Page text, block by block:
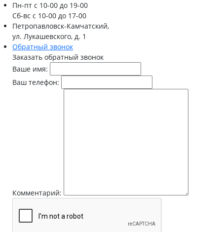
Пн-птс 10-00 до 19-00
Сб-вс с 10-00 до 17-00
Петропавловск-Камчатский,
ул. Лукашевского, д. 1
Обратный звонок
Заказать обратный звонок
Ваше имя:
Ваш телефон:
Комментарий: